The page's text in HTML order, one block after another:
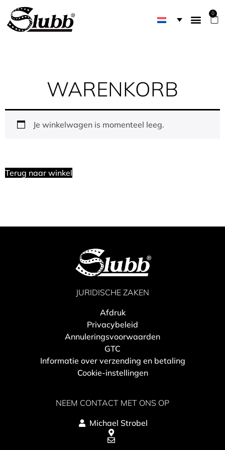
0
WARENKORB
Je winkelwagen is momenteel leeg.
Terug naar winkel
JURIDISCHE ZAKEN
Afdruk
Privacybeleid
Annuleringsvoorwaarden
GTC
Informatie over verzending en betaling
Cookie-instellingen
NEEM CONTACT MET ONS OP
Michael Strobel